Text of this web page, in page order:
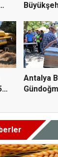
Antalya